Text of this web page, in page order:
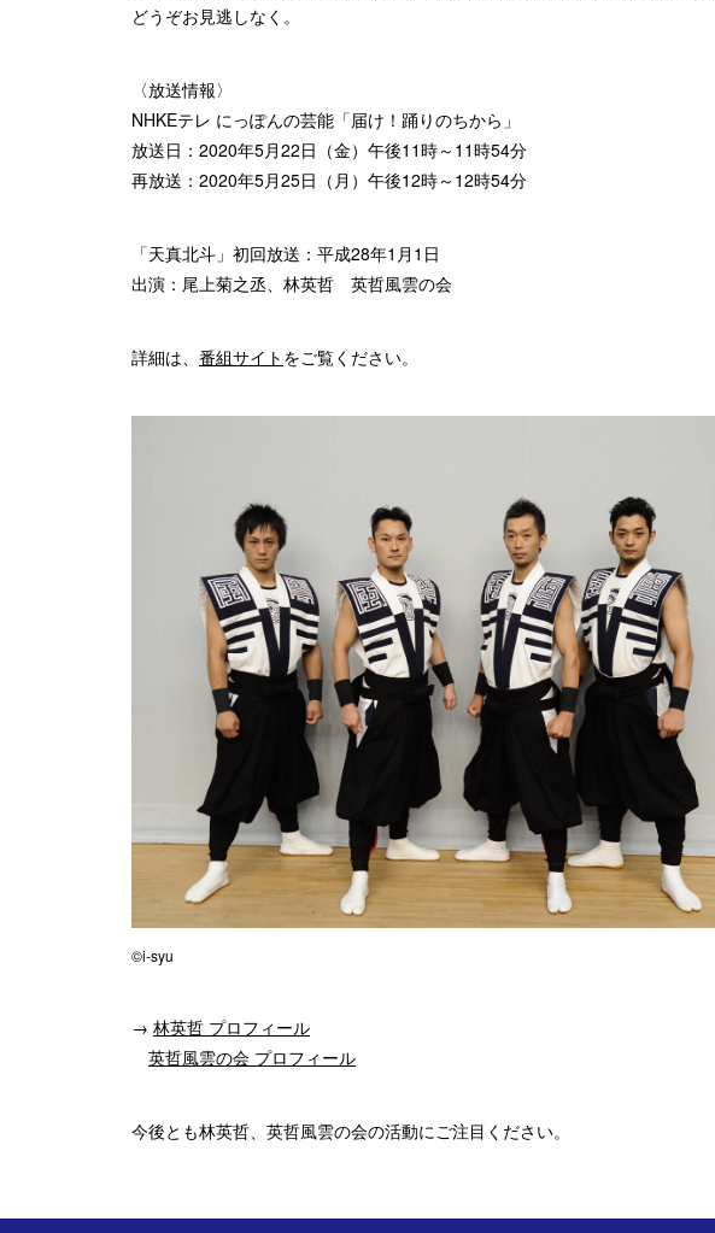
どうぞお見逃しなく。
〈放送情報〉
NHKEテレ にっぽんの芸能「届け！踊りのちから」
放送日：2020年5月22日（金）午後11時～11時54分
再放送：2020年5月25日（月）午後12時～12時54分
「天真北斗」初回放送：平成28年1月1日
出演：尾上菊之丞、林英哲 英哲風雲の会
詳細は、 番組サイト をご覧ください。
©i-syu
→ 林英哲 プロフィール
英哲風雲の会 プロフィール
今後とも林英哲、英哲風雲の会の活動にご注目ください。